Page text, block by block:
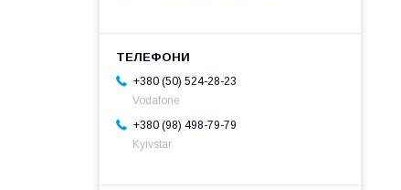
+380 (50) 524-28-23
Vodafone
+380 (98) 498-79-79
Kyivstar